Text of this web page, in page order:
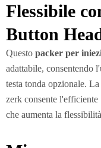
Flessibile
Button
Questo packer per
adattabile, consentendo
testa tonda opzionale.
zerk consente l'efficiente
che aumenta la